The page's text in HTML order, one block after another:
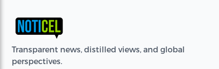
Transparent news, distilled views, and global
perspectives.